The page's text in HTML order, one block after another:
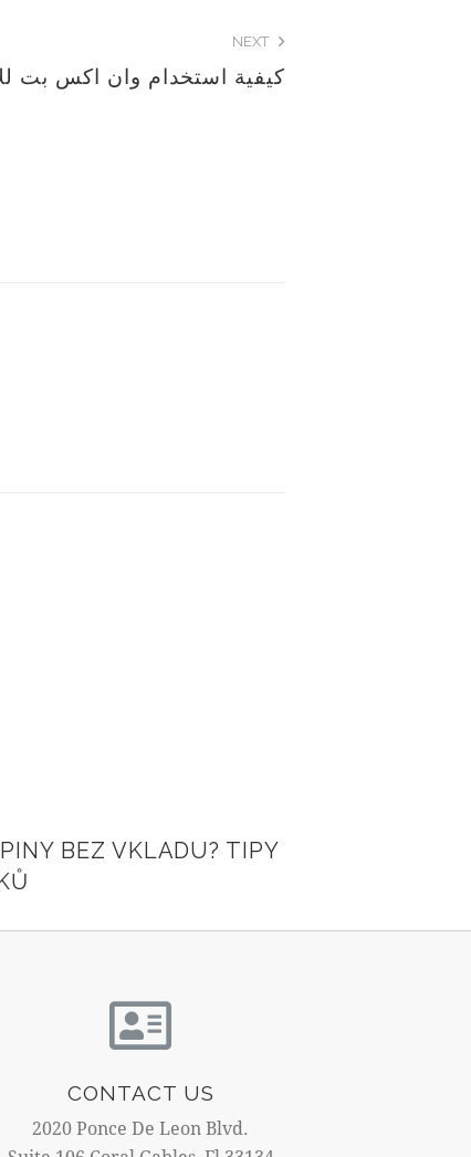
NEXT
كيفية استخدام وان اكس بت
BEZ VKLADU? TIPY
CONTACT US
2020 Ponce De Leon Blvd.